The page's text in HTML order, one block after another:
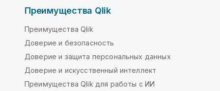
Преимущества Qlik
Преимущества Qlik
Доверие и безопасность
Доверие и защита персональных данных
Доверие и искусственный интеллект
Преимущества Qlik для работы с ИИ